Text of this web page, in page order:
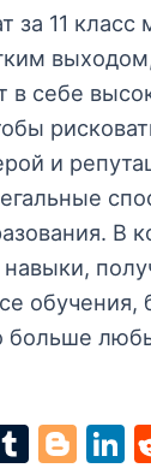
за 11
в себе
и
В
навыки,
обучения,
больше
T
Bl